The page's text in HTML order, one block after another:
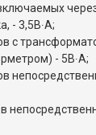
- 3,5В∙А;
с
- 5В∙А;